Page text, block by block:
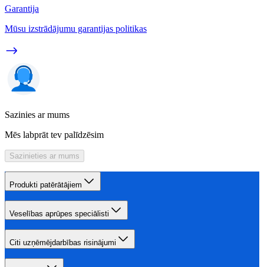
Garantija
Mūsu izstrādājumu garantijas politikas
Sazinies ar mums
Mēs labprāt tev palīdzēsim
Sazinieties ar mums
Produkti patērātājiem
Veselības aprūpes speciālisti
Citi uzņēmējdarbības risinājumi